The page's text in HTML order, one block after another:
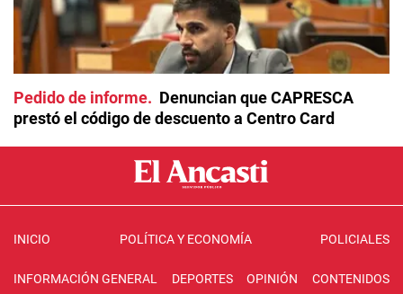
Pedido de informe
Denuncian que CAPRESCA
prestó el código de descuento a Centro Card
INICIO POLÍTICA Y ECONOMÍA POLICIALES
INFORMACIÓN GENERAL DEPORTES OPINIÓN CONTENIDOS